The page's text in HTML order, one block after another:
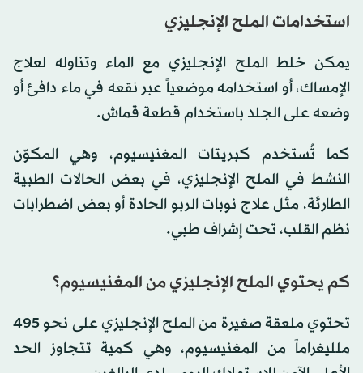
استخدامات الملح الإنجليزي
يمكن خلط الملح الإنجليزي مع الماء وتناوله لعلاج
الإمساك، أو استخدامه موضعياً عبر نقعه في ماء دافئ أو
وضعه على الجلد باستخدام قطعة قماش.
كما تُستخدم كبريتات المغنيسيوم، وهي المكوّن
النشط في الملح الإنجليزي، في بعض الحالات الطبية
الطارئة، مثل علاج نوبات الربو الحادة أو بعض اضطرابات
نظم القلب، تحت إشراف طبي.
كم يحتوي الملح الإنجليزي من المغنيسيوم؟
تحتوي ملعقة صغيرة من الملح الإنجليزي على نحو 495
ملليغراماً من المغنيسيوم، وهي كمية تتجاوز الحد